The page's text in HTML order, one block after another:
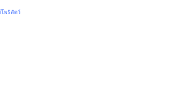
โพธิสัตว์